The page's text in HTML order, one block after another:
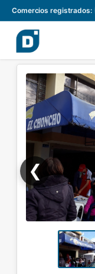
Comercios registrados:
❮